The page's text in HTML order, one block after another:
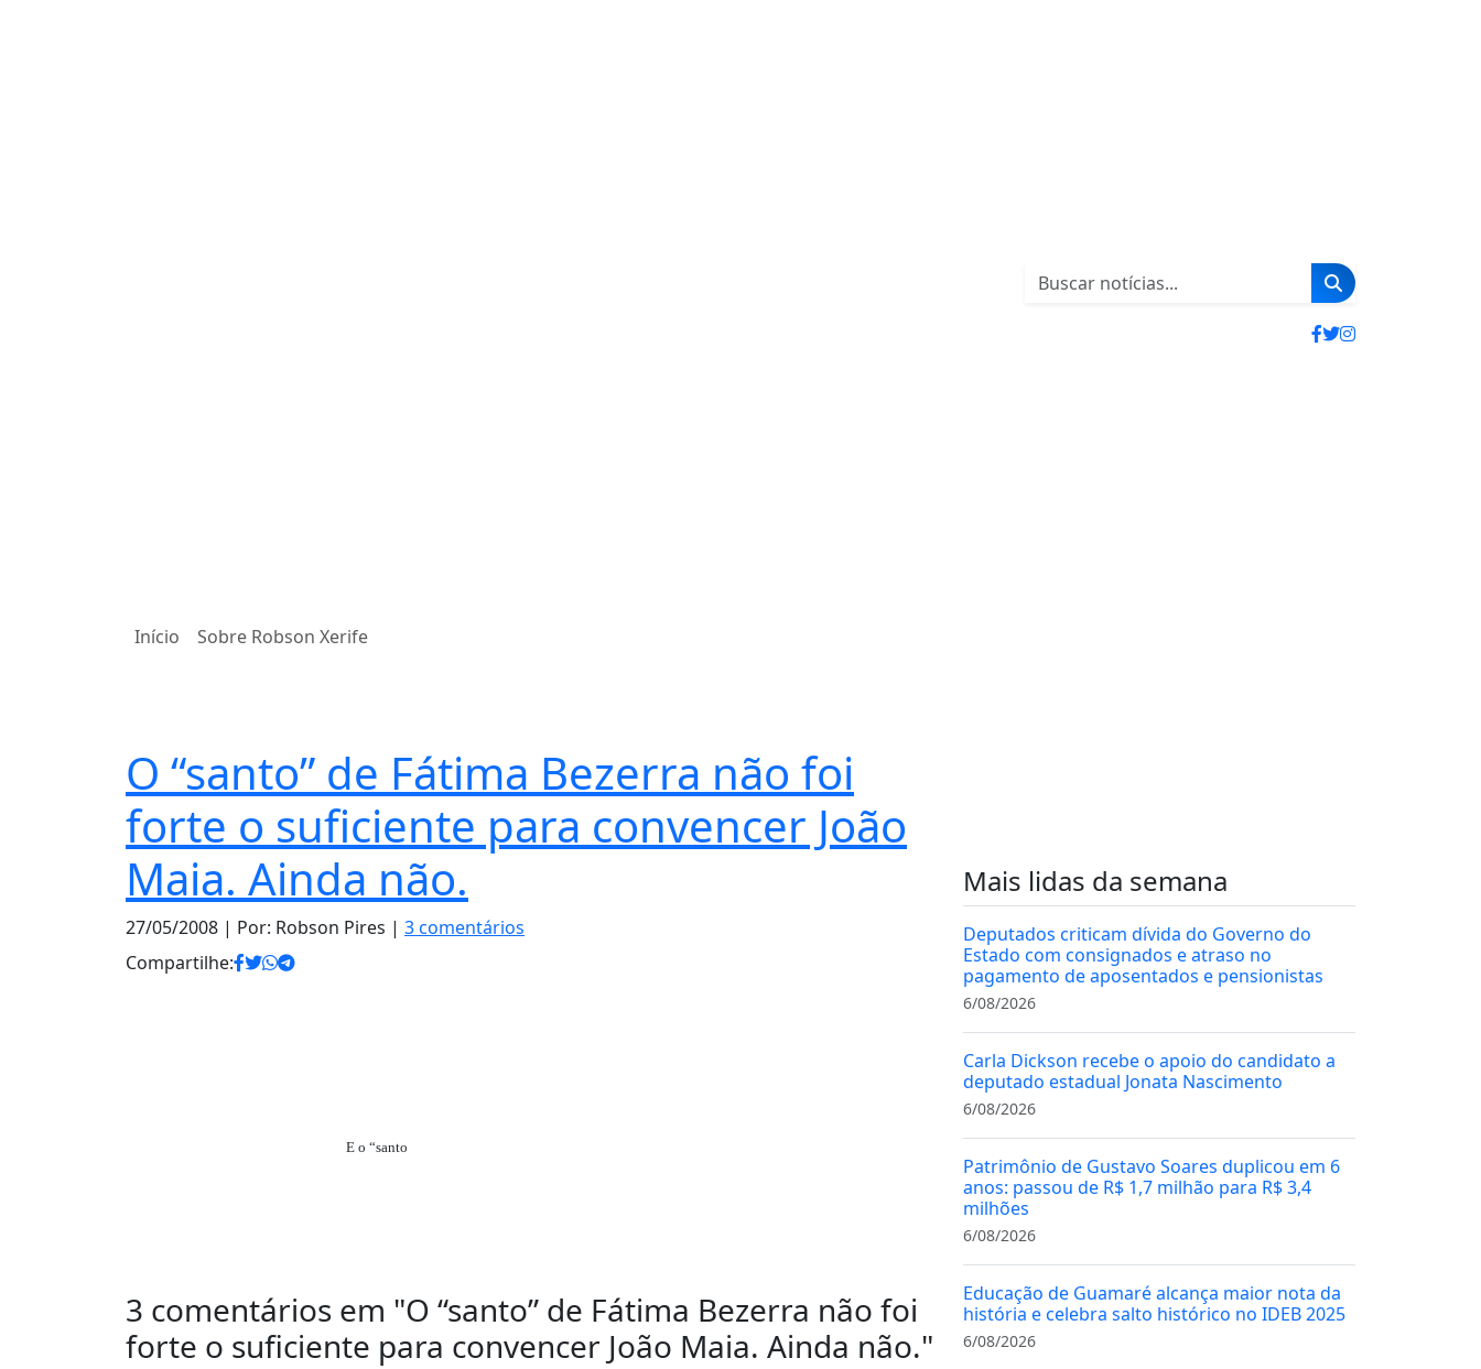
Início Sobre Robson Xerife
O “santo” de Fátima Bezerra não foi
forte o suficiente para convencer João
Maia. Ainda não.
27/05/2008 | Por: Robson Pires | 3 comentários
Compartilhe:
E o “santo
3 comentários em "O “santo” de Fátima Bezerra não foi
forte o suficiente para convencer João Maia. Ainda não."
Mais lidas da semana
Deputados criticam dívida do Governo do
Estado com consignados e atraso no
pagamento de aposentados e pensionistas
6/08/2026
Carla Dickson recebe o apoio do candidato a
deputado estadual Jonata Nascimento
6/08/2026
Patrimônio de Gustavo Soares duplicou em 6
anos: passou de R$ 1,7 milhão para R$ 3,4
milhões
6/08/2026
Educação de Guamaré alcança maior nota da
história e celebra salto histórico no IDEB 2025
6/08/2026